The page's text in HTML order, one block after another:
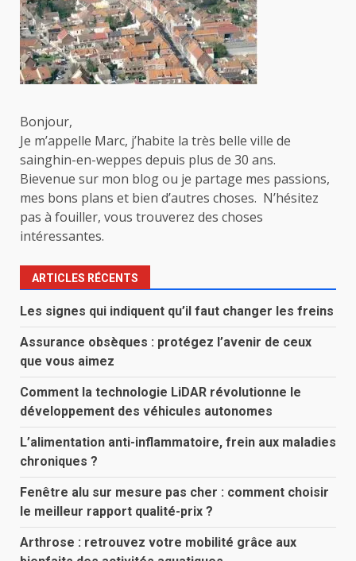
Bonjour,
Je m’appelle Marc, j’habite la très belle ville de
sainghin-en-weppes depuis plus de 30 ans.
Bievenue sur mon blog ou je partage mes passions,
mes bons plans et bien d’autres choses. N’hésitez
pas à fouiller, vous trouverez des choses
intéressantes.
ARTICLES RÉCENTS
Les signes qui indiquent qu’il faut changer les freins
Assurance obsèques : protégez l’avenir de ceux
que vous aimez
Comment la technologie LiDAR révolutionne le
développement des véhicules autonomes
L’alimentation anti-inflammatoire, frein aux maladies
chroniques ?
Fenêtre alu sur mesure pas cher : comment choisir
le meilleur rapport qualité-prix ?
Arthrose : retrouvez votre mobilité grâce aux